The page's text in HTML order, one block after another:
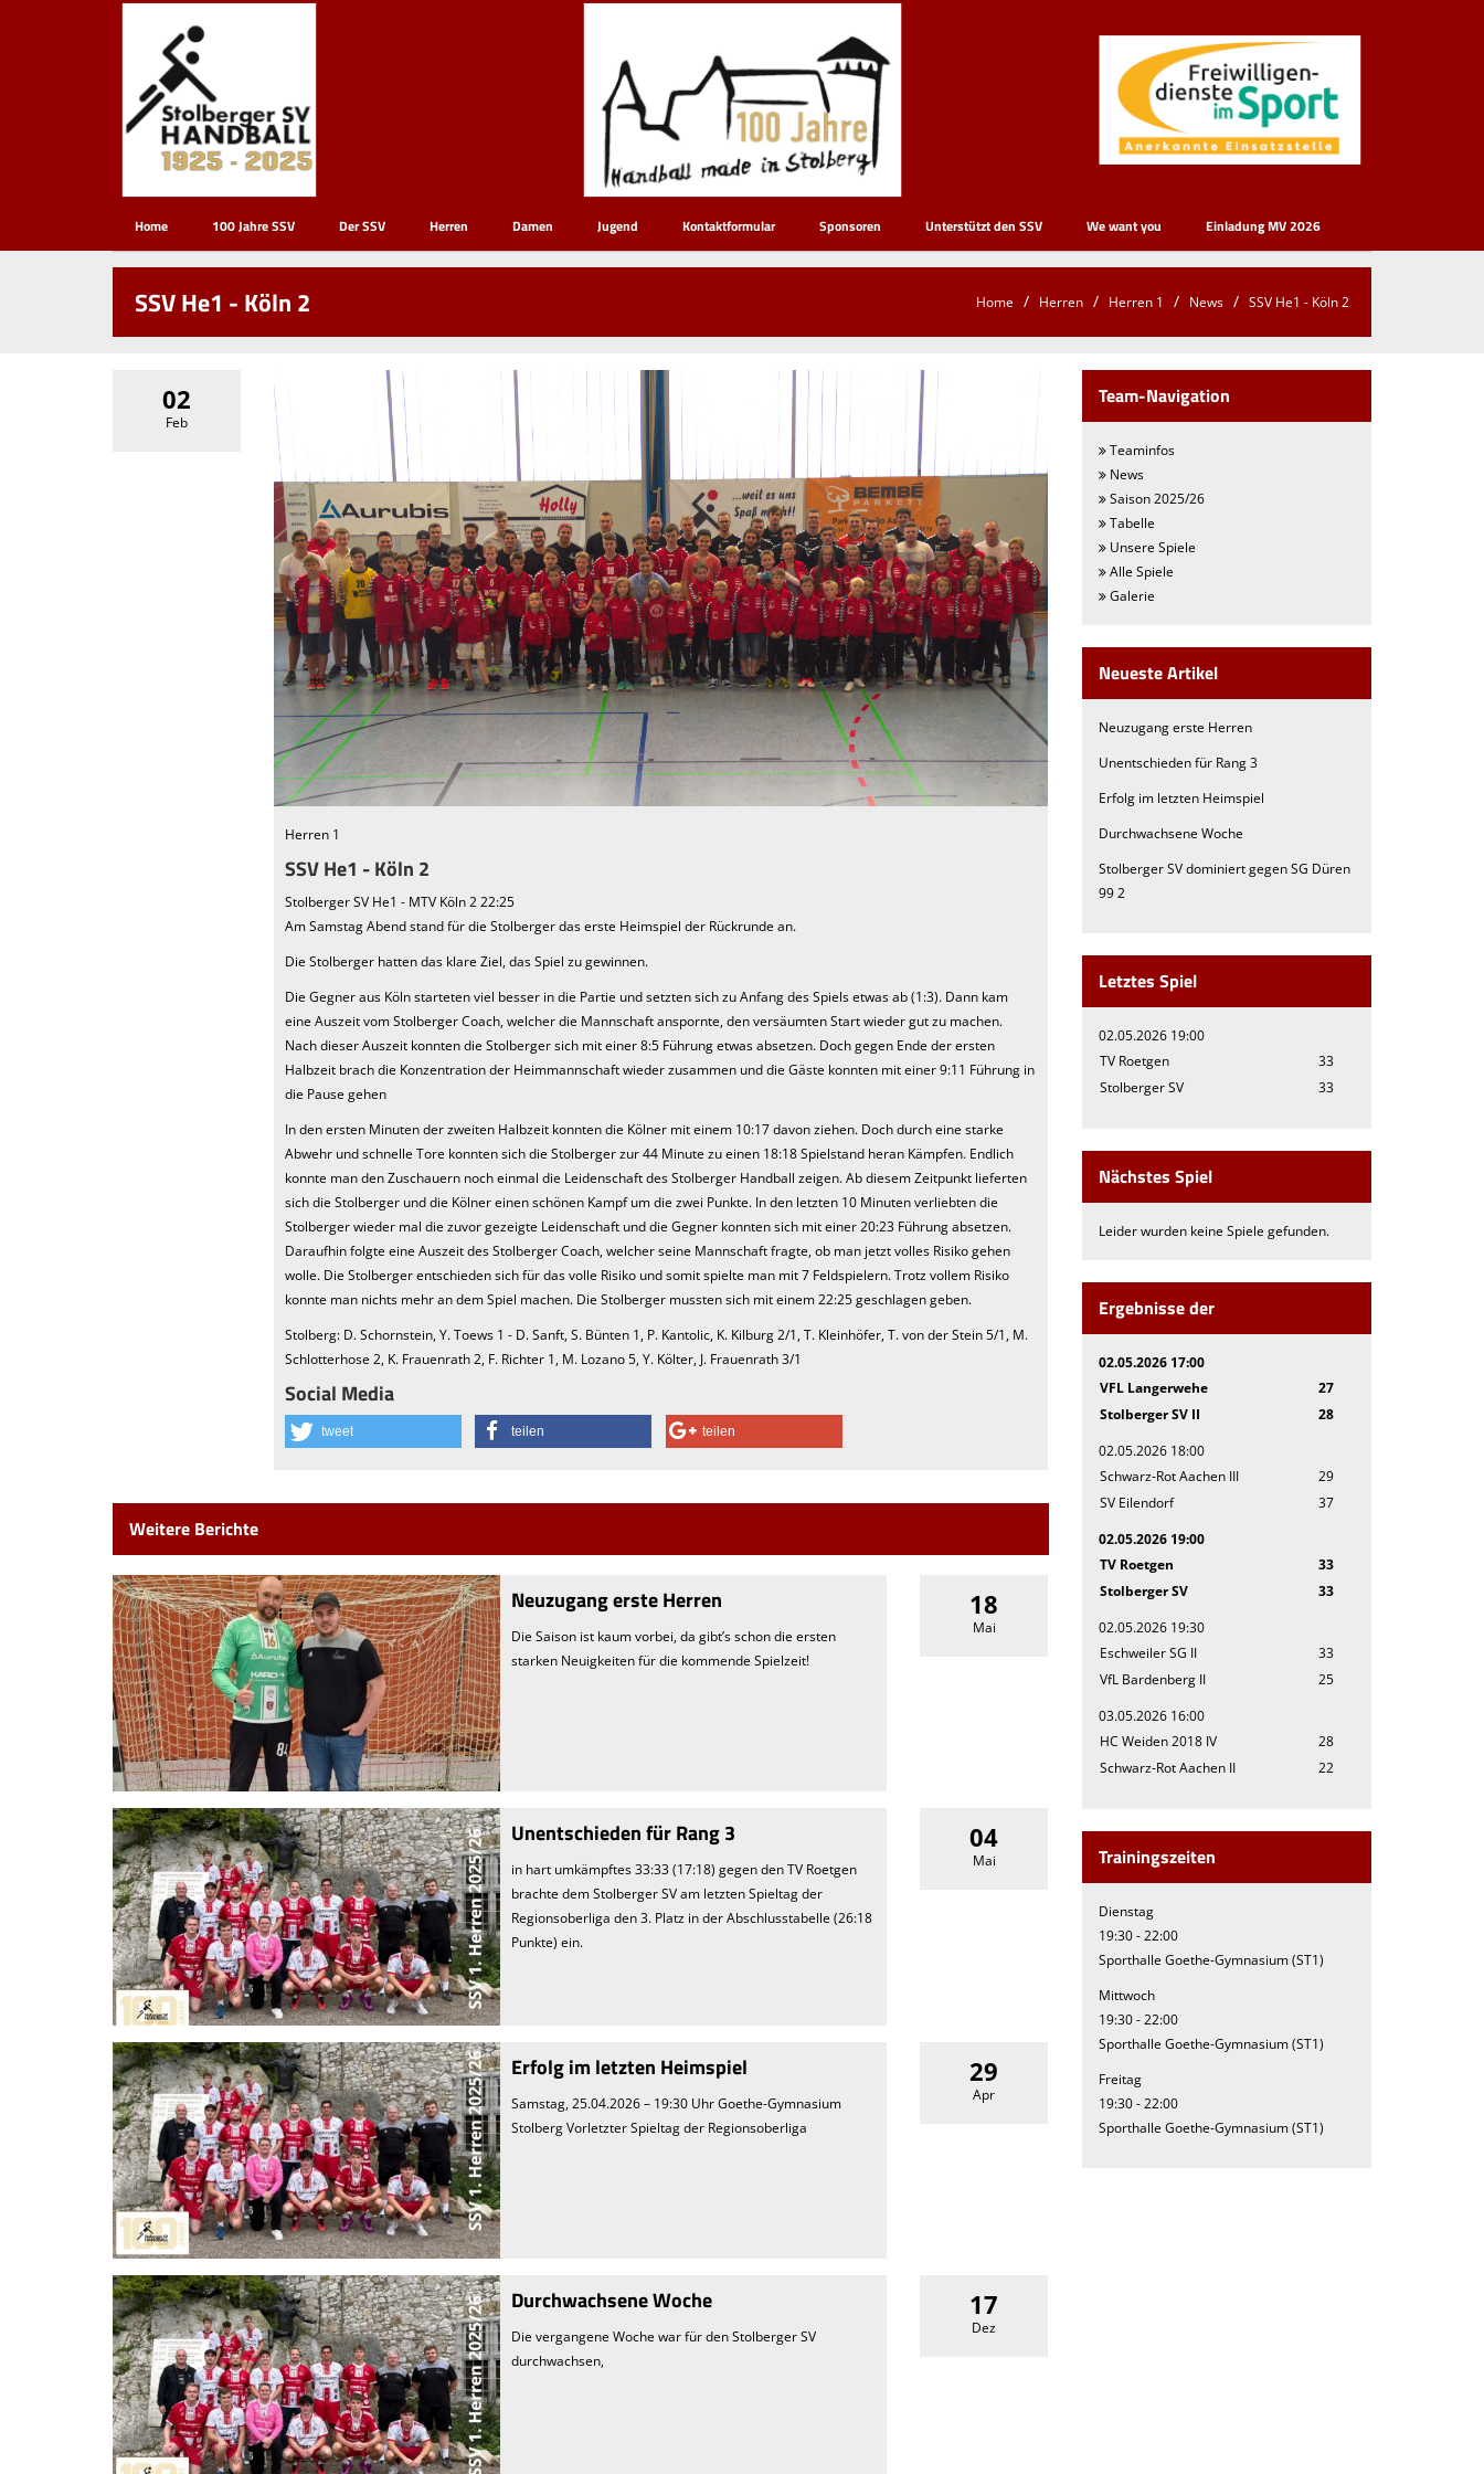
Home 100 Jahre SSV Der SSV Herren Damen Jugend Kontaktformular Sponsoren Unterstützt den SSV We want you Einladung MV 2026
SSV He1 - Köln 2 Home Herren Herren 1 News SSV He1 - Köln 2
02
Feb
Herren 1
SSV He1 - Köln 2
Stolberger SV He1 - MTV Köln 2 22:25
Am Samstag Abend stand für die Stolberger das erste Heimspiel der Rückrunde an.
Die Stolberger hatten das klare Ziel, das Spiel zu gewinnen.
Die Gegner aus Köln starteten viel besser in die Partie und setzten sich zu Anfang des Spiels etwas ab (1:3). Dann kam
eine Auszeit vom Stolberger Coach, welcher die Mannschaft anspornte, den versäumten Start wieder gut zu machen.
Nach dieser Auszeit konnten die Stolberger sich mit einer 8:5 Führung etwas absetzen. Doch gegen Ende der ersten
Halbzeit brach die Konzentration der Heimmannschaft wieder zusammen und die Gäste konnten mit einer 9:11 Führung in
die Pause gehen
In den ersten Minuten der zweiten Halbzeit konnten die Kölner mit einem 10:17 davon ziehen. Doch durch eine starke
Abwehr und schnelle Tore konnten sich die Stolberger zur 44 Minute zu einen 18:18 Spielstand heran Kämpfen. Endlich
konnte man den Zuschauern noch einmal die Leidenschaft des Stolberger Handball zeigen. Ab diesem Zeitpunkt lieferten
sich die Stolberger und die Kölner einen schönen Kampf um die zwei Punkte. In den letzten 10 Minuten verliebten die
Stolberger wieder mal die zuvor gezeigte Leidenschaft und die Gegner konnten sich mit einer 20:23 Führung absetzen.
Daraufhin folgte eine Auszeit des Stolberger Coach, welcher seine Mannschaft fragte, ob man jetzt volles Risiko gehen
wolle. Die Stolberger entschieden sich für das volle Risiko und somit spielte man mit 7 Feldspielern. Trotz vollem Risiko
konnte man nichts mehr an dem Spiel machen. Die Stolberger mussten sich mit einem 22:25 geschlagen geben.
Stolberg: D. Schornstein, Y. Toews 1 - D. Sanft, S. Bünten 1, P. Kantolic, K. Kilburg 2/1, T. Kleinhöfer, T. von der Stein 5/1, M.
Schlotterhose 2, K. Frauenrath 2, F. Richter 1, M. Lozano 5, Y. Költer, J. Frauenrath 3/1
Social Media
tweet teilen teilen
Weitere Berichte
Neuzugang erste Herren
Die Saison ist kaum vorbei, da gibt’s schon die ersten
starken Neuigkeiten für die kommende Spielzeit!
18
Mai
Unentschieden für Rang 3
in hart umkämpftes 33:33 (17:18) gegen den TV Roetgen
brachte dem Stolberger SV am letzten Spieltag der
Regionsoberliga den 3. Platz in der Abschlusstabelle (26:18
Punkte) ein.
04
Mai
Erfolg im letzten Heimspiel
Samstag, 25.04.2026 – 19:30 Uhr Goethe-Gymnasium
Stolberg Vorletzter Spieltag der Regionsoberliga
29
Apr
Durchwachsene Woche
Die vergangene Woche war für den Stolberger SV
durchwachsen,
17
Dez
Team-Navigation
Teaminfos
News
Saison 2025/26
Tabelle
Unsere Spiele
Alle Spiele
Galerie
Neueste Artikel
Neuzugang erste Herren
Unentschieden für Rang 3
Erfolg im letzten Heimspiel
Durchwachsene Woche
Stolberger SV dominiert gegen SG Düren
99 2
Letztes Spiel
02.05.2026 19:00
TV Roetgen
33
Stolberger SV
33
Nächstes Spiel
Leider wurden keine Spiele gefunden.
Ergebnisse der
02.05.2026 17:00
VFL Langerwehe
27
Stolberger SV II
28
02.05.2026 18:00
Schwarz-Rot Aachen III
29
SV Eilendorf
37
02.05.2026 19:00
TV Roetgen
33
Stolberger SV
33
02.05.2026 19:30
Eschweiler SG II
33
VfL Bardenberg II
25
03.05.2026 16:00
HC Weiden 2018 IV
28
Schwarz-Rot Aachen II
22
Trainingszeiten
Dienstag
19:30 - 22:00
Sporthalle Goethe-Gymnasium (ST1)
Mittwoch
19:30 - 22:00
Sporthalle Goethe-Gymnasium (ST1)
Freitag
19:30 - 22:00
Sporthalle Goethe-Gymnasium (ST1)